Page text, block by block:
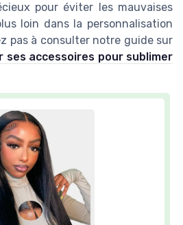
pour éviter les mauvaises
loin dans la personnalisation
pas à consulter notre guide sur
ses accessoires pour sublimer